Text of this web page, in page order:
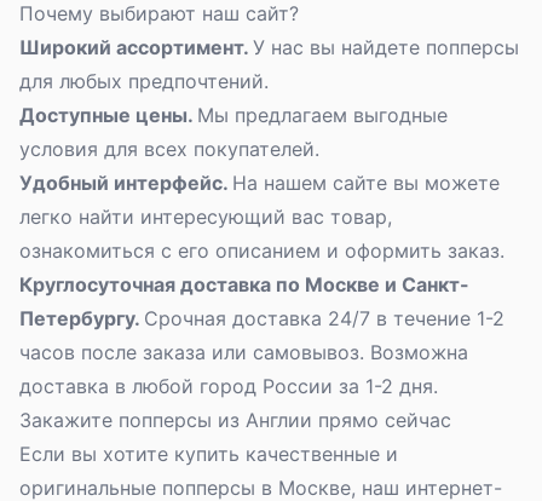
Почему выбирают наш сайт?
Широкий ассортимент. У нас вы найдете попперсы
для любых предпочтений.
Доступные цены. Мы предлагаем выгодные
условия для всех покупателей.
Удобный интерфейс. На нашем сайте вы можете
легко найти интересующий вас товар,
ознакомиться с его описанием и оформить заказ.
Круглосуточная доставка по Москве и Санкт-
Петербургу. Срочная доставка 24/7 в течение 1-2
часов после заказа или самовывоз. Возможна
доставка в любой город России за 1-2 дня.
Закажите попперсы из Англии прямо сейчас
Если вы хотите купить качественные и
оригинальные попперсы в Москве, наш интернет-